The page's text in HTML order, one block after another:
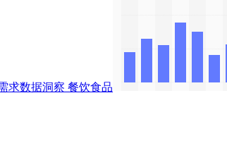
求数据洞察 餐饮食品